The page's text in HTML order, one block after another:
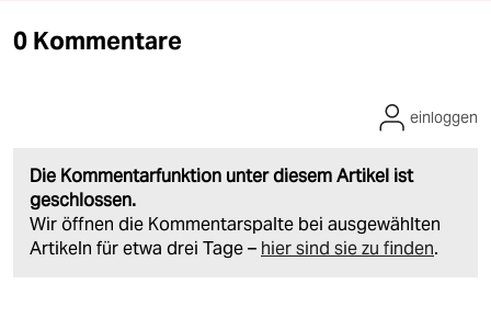
0 Kommentare
Die Kommentarfunktion unter diesem Artikel ist
geschlossen.
Wir öffnen die Kommentarspalte bei ausgewählten
Artikeln für etwa drei Tage – hier sind sie zu finden.
einloggen